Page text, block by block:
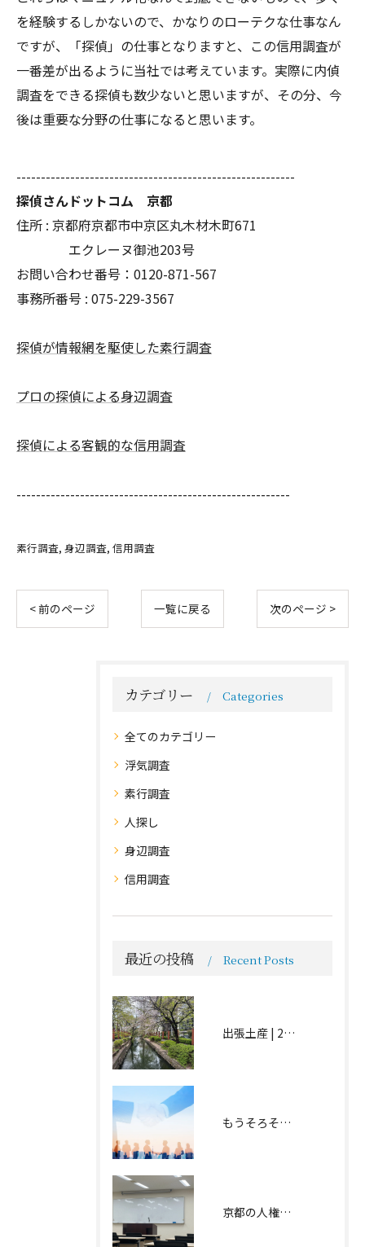
を経験するしかないので、かなりのローテクな仕事なん
ですが、「探偵」の仕事となりますと、この信用調査が
一番差が出るように当社では考えています。実際に内偵
調査をできる探偵も数少ないと思いますが、その分、今
後は重要な分野の仕事になると思います。
---------------------------------------------------------
探偵さんドットコム 京都
住所 : 京都府京都市中京区丸木材木町671
エクレーヌ御池203号
お問い合わせ番号：0120-871-567
事務所番号 : 075-229-3567
探偵が情報網を駆使した素行調査
プロの探偵による身辺調査
探偵による客観的な信用調査
--------------------------------------------------------
素行調査 身辺調査 信用調査
< 前のページ 一覧に戻る 次のページ >
カテゴリー Categories
全てのカテゴリー
浮気調査
素行調査
人探し
身辺調査
信用調査
最近の投稿 Recent Posts
出張土産 | 2026.04.15
もうそろそろ春の足跡が… | 2026.02.12
京都の人権研修会に参加しました | 2026.02.06